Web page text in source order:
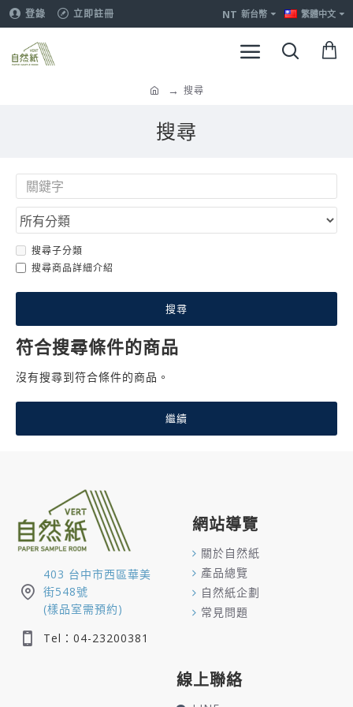
登錄 立即註冊 NT 新台幣 繁體中文
搜尋
搜尋
搜尋子分類
搜尋商品詳細介紹
搜尋
符合搜尋條件的商品
沒有搜尋到符合條件的商品。
繼續
403 台中市西區華美
街548號
(樣品室需預約)
Tel：04-23200381
網站導覽
關於自然紙
產品總覽
自然紙企劃
常見問題
線上聯絡